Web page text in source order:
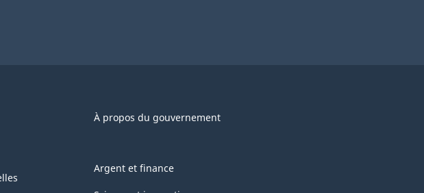
À propos du gouvernement
Argent et finance